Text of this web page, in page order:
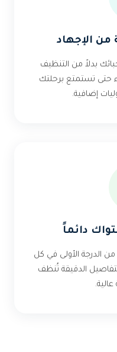
من الإجهاد
بدلاً من التنظيف
حتى تستمتع برحلتك
إضافية.
دائماً
الدرجة الأولى في كل
الدقيقة تُنظف
عالية.